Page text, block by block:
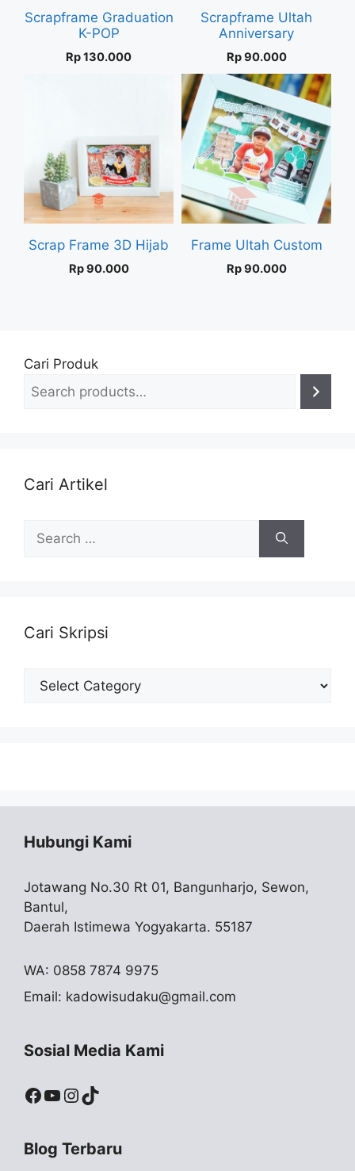
Scrapframe Graduation
K-POP
Rp130.000
Scrapframe Ultah
Anniversary
Rp90.000
Scrap Frame 3D Hijab
Rp90.000
Frame Ultah Custom
Rp90.000
Cari Produk
Cari Artikel
for:
Cari Skripsi
Cari
Skripsi
Hubungi Kami
Jotawang No.30 Rt 01, Bangunharjo, Sewon,
Bantul,
Daerah Istimewa Yogyakarta. 55187
WA: 0858 7874 9975
Email: kadowisudaku@gmail.com
Sosial Media Kami
Facebook
YouTube
Instagram
TikTok
Blog Terbaru